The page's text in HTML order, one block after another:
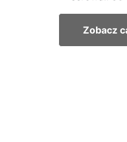
Zobacz